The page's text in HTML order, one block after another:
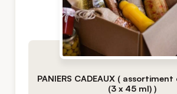
PANIERS CADEAUX (
(3 x 45 ml) )